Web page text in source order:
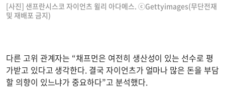
[사진] 샌프란시스코 자이언츠 윌리 아다메스. ⓒGettyimages(무단전재
및 재배포 금지)
다른 고위 관계자는 “채프먼은 여전히 생산성이 있는 선수로 평
가받고 있다고 생각한다. 결국 자이언츠가 얼마나 많은 돈을 부담
할 의향이 있느냐가 중요하다”고 분석했다.